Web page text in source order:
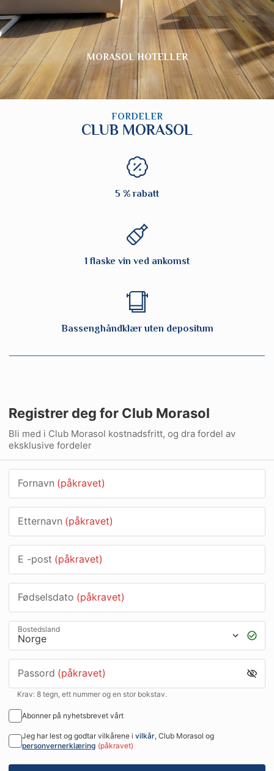
MORASOL HOTELLER
FORDELER
CLUB MORASOL
5 % rabatt
1 flaske vin ved ankomst
Bassenghåndklær uten depositum
Registrer deg for Club Morasol
Bli med i Club Morasol kostnadsfritt, og dra fordel av
eksklusive fordeler
Fornavn (påkravet)
Etternavn (påkravet)
E -post (påkravet)
Fødselsdato (påkravet)
Bostedsland
Passord (påkravet)
Krav: 8 tegn, ett nummer og en stor bokstav.
Abonner på nyhetsbrevet vårt
Jeg har lest og godtar vilkårene i vilkår, Club Morasol og
personvernerklæring (påkravet)